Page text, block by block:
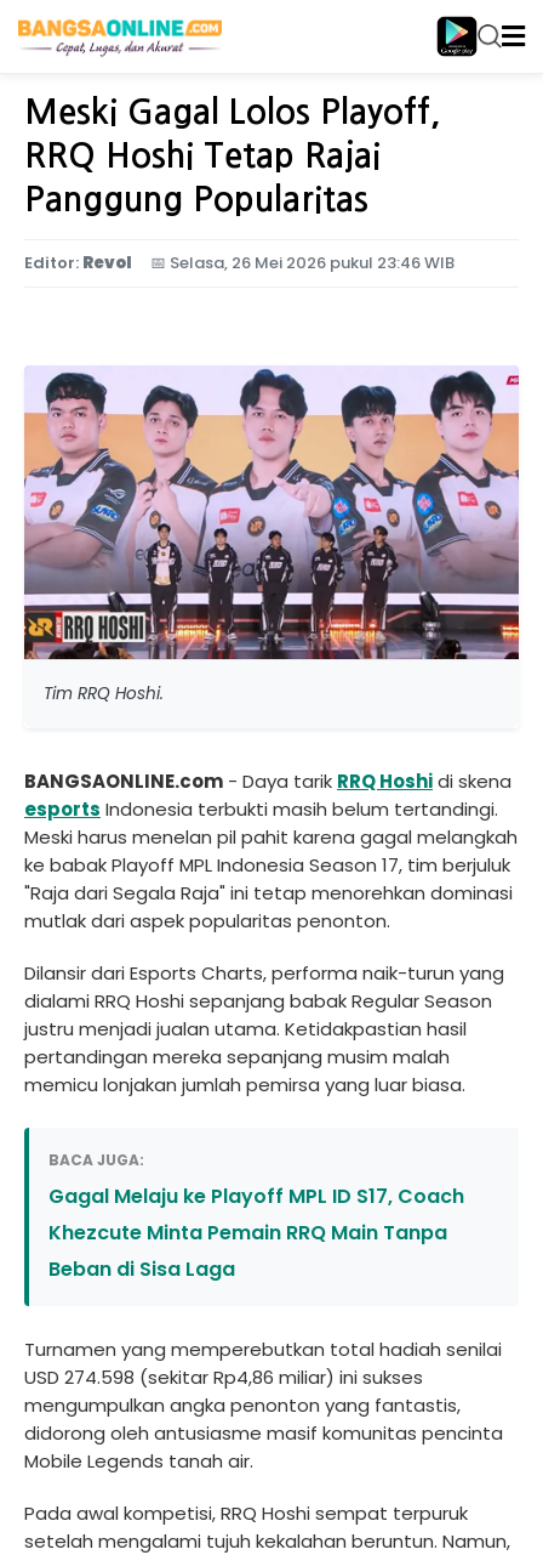
Home Olahraga
Meski Gagal Lolos Playoff,
RRQ Hoshi Tetap Rajai
Panggung Popularitas
Editor: Revol 📅 Selasa, 26 Mei 2026 pukul 23:46 WIB
Tim RRQ Hoshi.
BANGSAONLINE.com - Daya tarik RRQ Hoshidi skena
esports Indonesia terbukti masih belum tertandingi.
Meski harus menelan pil pahit karena gagal melangkah
ke babak Playoff MPL Indonesia Season 17, tim berjuluk
"Raja dari Segala Raja" ini tetap menorehkan dominasi
mutlak dari aspek popularitas penonton.
Dilansir dari Esports Charts, performa naik-turun yang
dialami RRQ Hoshi sepanjang babak Regular Season
justru menjadi jualan utama. Ketidakpastian hasil
pertandingan mereka sepanjang musim malah
memicu lonjakan jumlah pemirsa yang luar biasa.
BACA JUGA:
Gagal Melaju ke Playoff MPL ID S17, Coach
Khezcute Minta Pemain RRQ Main Tanpa
Beban di Sisa Laga
Turnamen yang memperebutkan total hadiah senilai
USD 274.598 (sekitar Rp4,86 miliar) ini sukses
mengumpulkan angka penonton yang fantastis,
didorong oleh antusiasme masif komunitas pencinta
Mobile Legends tanah air.
Pada awal kompetisi, RRQ Hoshi sempat terpuruk
setelah mengalami tujuh kekalahan beruntun. Namun,